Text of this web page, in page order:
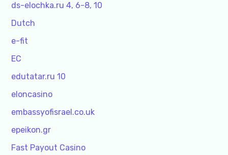
ds-elochka.ru 4, 6-8, 10
Dutch
e-fit
EC
edutatar.ru 10
eloncasino
embassyofisrael.co.uk
epeikon.gr
Fast Payout Casino